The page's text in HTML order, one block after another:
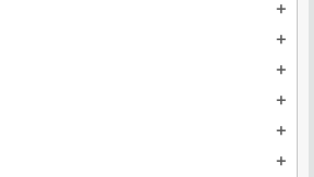
add
add
add
add
add
add